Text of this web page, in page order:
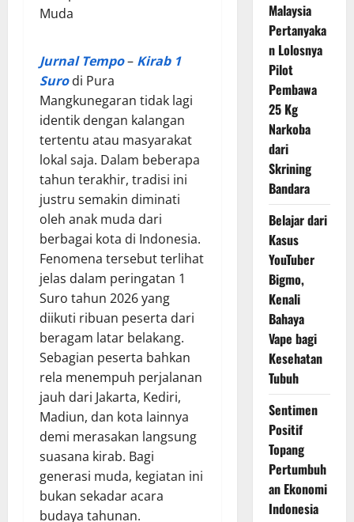
Jurnal Tempo– Kirab 1
Surodi Pura
Mangkunegaran tidak lagi
identik dengan kalangan
tertentu atau masyarakat
lokal saja. Dalam beberapa
tahun terakhir, tradisi ini
justru semakin diminati
oleh anak muda dari
berbagai kota di Indonesia.
Fenomena tersebut terlihat
jelas dalam peringatan 1
Suro tahun 2026 yang
diikuti ribuan peserta dari
beragam latar belakang.
Sebagian peserta bahkan
rela menempuh perjalanan
jauh dari Jakarta, Kediri,
Madiun, dan kota lainnya
demi merasakan langsung
suasana kirab. Bagi
generasi muda, kegiatan ini
bukan sekadar acara
budaya tahunan.
Malaysia
Pertanyaka
n Lolosnya
Pilot
Pembawa
25 Kg
Narkoba
dari
Skrining
Bandara
Belajar dari
Kasus
YouTuber
Bigmo,
Kenali
Bahaya
Vape bagi
Kesehatan
Tubuh
Sentimen
Positif
Topang
Pertumbuh
an Ekonomi
Indonesia